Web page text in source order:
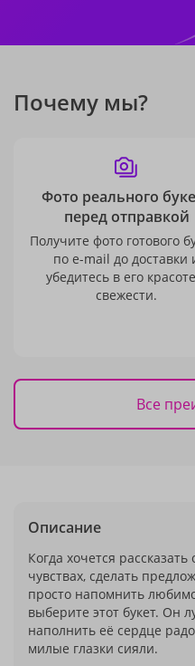
Почему мы?
Фото реального
перед отправкой
Получите фото готового
по e-mail до доставки
убедитесь в его
свежести.
Все
Описание
Когда хочется
чувствах, сделать
просто напомнить
выберите этот букет. Он
наполнить её сердце
милые глазки сияли.